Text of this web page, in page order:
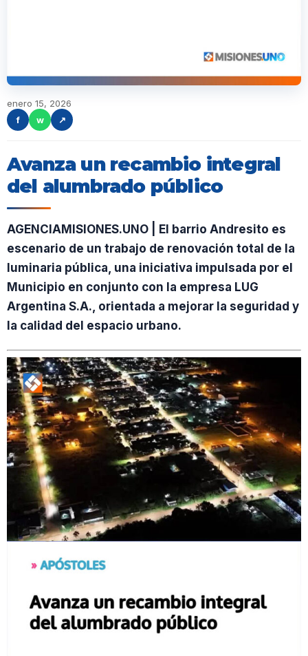
enero 15, 2026
f
w ↗
Avanza un recambio integral
del alumbrado público
AGENCIAMISIONES.UNO | El barrio Andresito es
escenario de un trabajo de renovación total de la
luminaria pública, una iniciativa impulsada por el
Municipio en conjunto con la empresa LUG
Argentina S.A., orientada a mejorar la seguridad y
la calidad del espacio urbano.